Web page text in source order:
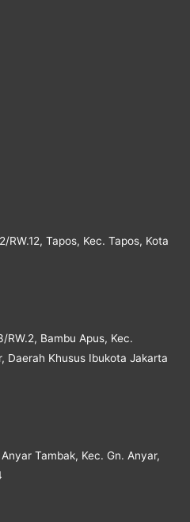
RW.12, Tapos, Kec. Tapos, Kota
RW.2, Bambu Apus, Kec.
Daerah Khusus Ibukota Jakarta
Tambak, Kec. Gn. Anyar,